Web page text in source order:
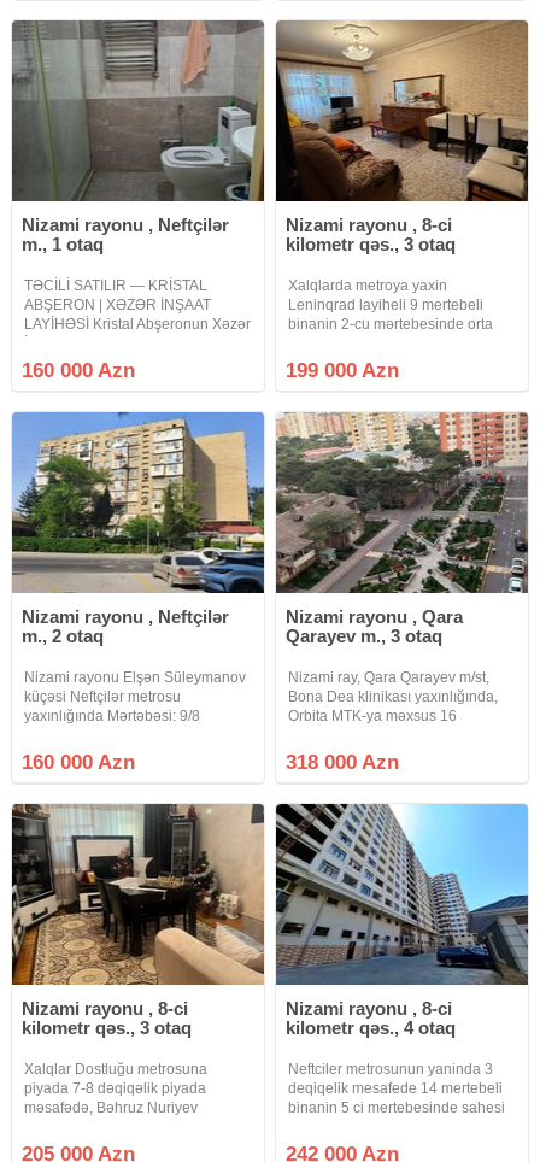
Nizami rayonu , Neftçilər
m., 1 otaq
TƏCİLİ SATILIR — KRİSTAL
ABŞERON | XƏZƏR İNŞAAT
LAYİHƏSİ Kristal Abşeronun Xəzər
yüksək keyfiyyətlə təmir olunmuş,
tam əşyalı və yaşayış üçün tam
160 000 Azn
Nizami rayonu , 8-ci
kilometr qəs., 3 otaq
Xalqlarda metroya yaxin
Leninqrad layiheli 9 mertebeli
binanin 2-cu mərtebesinde orta
satilir.
199 000 Azn
Nizami rayonu , Neftçilər
m., 2 otaq
Nizami rayonu Elşən Süleymanov
küçəsi Neftçilər metrosu
yaxınlığında Mərtəbəsi: 9/8
sayı: 2/3 düzəlmə Layihə: Minsk (
daş bina) Neftçilər metrosu 220
160 000 Azn
Nizami rayonu , Qara
Qarayev m., 3 otaq
Nizami ray, Qara Qarayev m/st,
Bona Dea klinikası yaxınlığında,
Orbita MTK-ya məxsus 16
mərtəbəsində, qanuni 3 otaq
sahəsi 106 kv m olan kupçalı
sanxetnik,
318 000 Azn
Nizami rayonu , 8-ci
kilometr qəs., 3 otaq
Xalqlar Dostluğu metrosuna
piyada 7-8 dəqiqəlik piyada
məsafədə, Bəhruz Nuriyev
Sarayınım yanında, 9 mərtəbəli
205 000 Azn
Nizami rayonu , 8-ci
kilometr qəs., 4 otaq
Neftciler metrosunun yaninda 3
deqiqelik mesafede 14 mertebeli
binanin 5 ci mertebesinde sahesi
otaqli menzil satilir.Qaz su iwiq
242 000 Azn